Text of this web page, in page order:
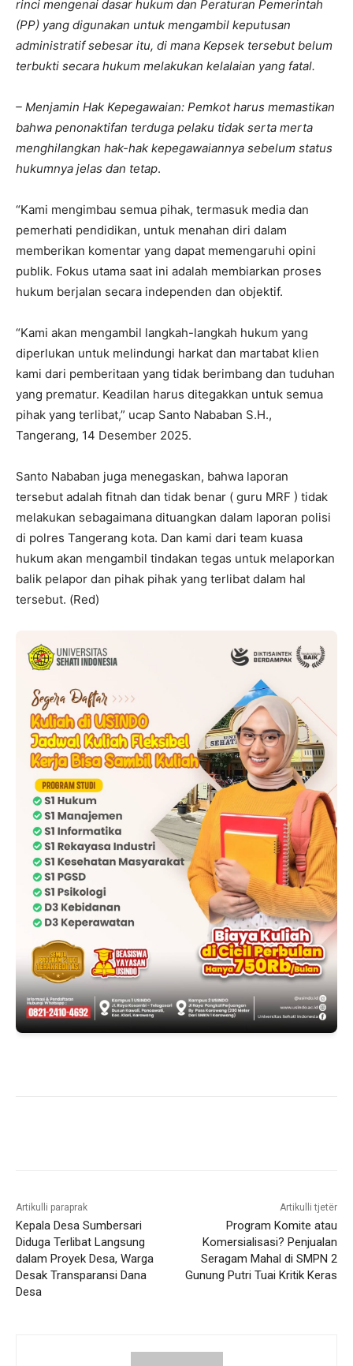
rinci mengenai dasar hukum dan Peraturan Pemerintah
(PP) yang digunakan untuk mengambil keputusan
administratif sebesar itu, di mana Kepsek tersebut belum
terbukti secara hukum melakukan kelalaian yang fatal.
– Menjamin Hak Kepegawaian: Pemkot harus memastikan
bahwa penonaktifan terduga pelaku tidak serta merta
menghilangkan hak-hak kepegawaiannya sebelum status
hukumnya jelas dan tetap.
“Kami mengimbau semua pihak, termasuk media dan
pemerhati pendidikan, untuk menahan diri dalam
memberikan komentar yang dapat memengaruhi opini
publik. Fokus utama saat ini adalah membiarkan proses
hukum berjalan secara independen dan objektif.
“Kami akan mengambil langkah-langkah hukum yang
diperlukan untuk melindungi harkat dan martabat klien
kami dari pemberitaan yang tidak berimbang dan tuduhan
yang prematur. Keadilan harus ditegakkan untuk semua
pihak yang terlibat,” ucap Santo Nababan S.H.,
Tangerang, 14 Desember 2025.
Santo Nababan juga menegaskan, bahwa laporan
tersebut adalah fitnah dan tidak benar ( guru MRF ) tidak
melakukan sebagaimana dituangkan dalam laporan polisi
di polres Tangerang kota. Dan kami dari team kuasa
hukum akan mengambil tindakan tegas untuk melaporkan
balik pelapor dan pihak pihak yang terlibat dalam hal
tersebut. (Red)
Artikulli paraprak
Kepala Desa Sumbersari
Diduga Terlibat Langsung
dalam Proyek Desa, Warga
Desak Transparansi Dana
Desa
Artikulli tjetër
Program Komite atau
Komersialisasi? Penjualan
Seragam Mahal di SMPN 2
Gunung Putri Tuai Kritik Keras